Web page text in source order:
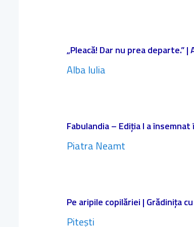
„Pleacă! Dar nu prea departe.” |
Alba Iulia
Fabulandia – Ediția I a
Piatra Neamt
Pe aripile copilăriei | Grădinița
Pitești